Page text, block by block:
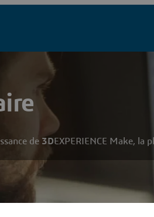
de 3DEXPERIENCE Make, la